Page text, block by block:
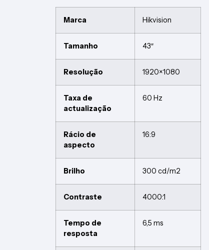
Marca Hikvision
Tamanho 43″
Resolução 1920×1080
Taxa de
actualização
60 Hz
Rácio de
aspecto
16:9
Brilho 300 cd/m2
Contraste 4000:1
Tempo de
resposta
6,5 ms